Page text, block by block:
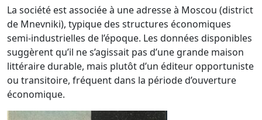
La société est associée à une adresse à Moscou (district
de Mnevniki), typique des structures économiques
semi-industrielles de l’époque. Les données disponibles
suggèrent qu’il ne s’agissait pas d’une grande maison
littéraire durable, mais plutôt d’un éditeur opportuniste
ou transitoire, fréquent dans la période d’ouverture
économique.